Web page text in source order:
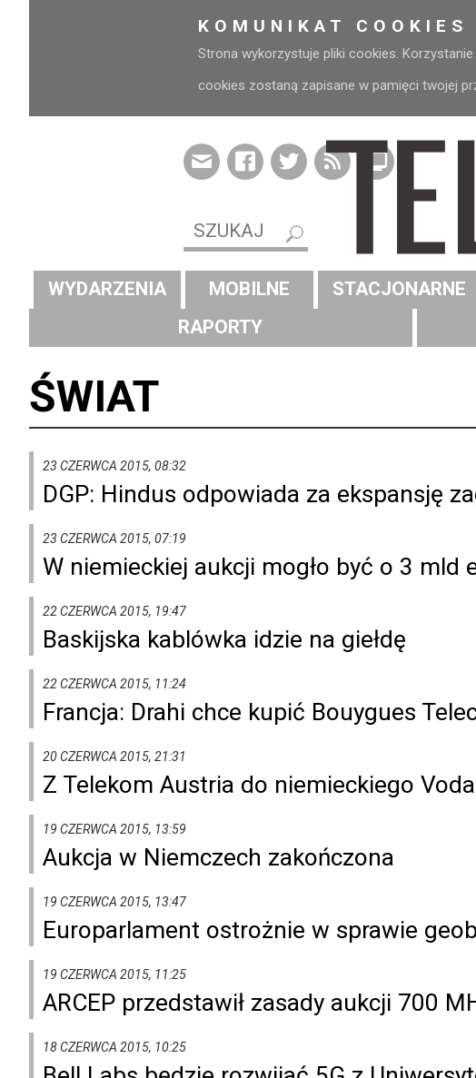
KOMUNIKAT COOKIES
Strona wykorzystuje pliki cookies.
cookies zostaną zapisane w pamięci twojej
WYDARZENIA MOBILNE STACJONARNE
RAPORTY
ŚWIAT
23 CZERWCA 2015, 08:32
DGP: Hindus odpowiada za ekspansję
23 CZERWCA 2015, 07:19
W niemieckiej aukcji mogło być o 3 mld
22 CZERWCA 2015, 19:47
Baskijska kablówka idzie na giełdę
22 CZERWCA 2015, 11:24
Francja: Drahi chce kupić Bouygues
20 CZERWCA 2015, 21:31
Z Telekom Austria do niemieckiego
19 CZERWCA 2015, 13:59
Aukcja w Niemczech zakończona
19 CZERWCA 2015, 13:47
Europarlament ostrożnie w sprawie
19 CZERWCA 2015, 11:25
ARCEP przedstawił zasady aukcji 700
18 CZERWCA 2015, 10:25